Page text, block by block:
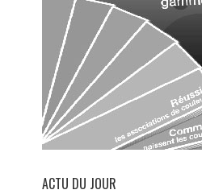
ACTU DU JOUR